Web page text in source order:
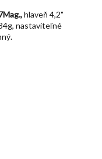
hlaveň 4,2"
nastaviteľné